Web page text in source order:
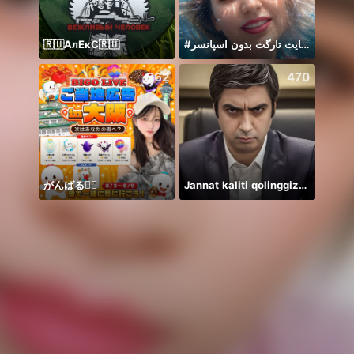
🇷🇺АлЕкС🇷🇺 #حمایت تارگت بدون اسپانسر
562
がんばる❤️‍🔥
470
Jannat kaliti qolinggizda🤲